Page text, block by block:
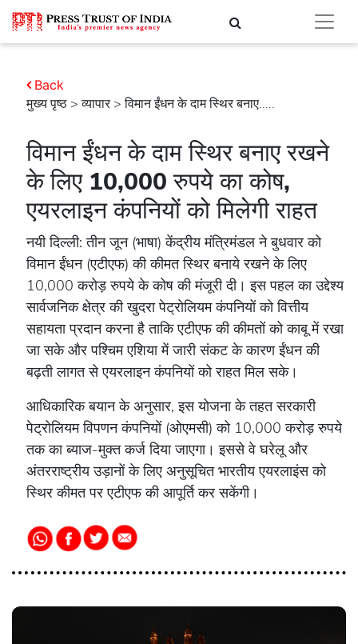
मुख्य पृष्ठ >व्यापार > विमान ईंधन के दाम स्थिर बनाए.....
Back
विमान ईंधन के दाम स्थिर बनाए रखने
के लिए 10,000 रुपये का कोष,
एयरलाइन कंपनियों को मिलेगी राहत
नयी दिल्ली: तीन जून (भाषा) केंद्रीय मंत्रिमंडल ने बुधवार को
विमान ईंधन (एटीएफ) की कीमत स्थिर बनाये रखने के लिए
10,000 करोड़ रुपये के कोष की मंजूरी दी। इस पहल का उद्देश्य
सार्वजनिक क्षेत्र की खुदरा पेट्रोलियम कंपनियों को वित्तीय
सहायता प्रदान करना है ताकि एटीएफ की कीमतों को काबू में रखा
जा सके और पश्चिम एशिया में जारी संकट के कारण ईंधन की
बढ़ती लागत से एयरलाइन कंपनियों को राहत मिल सके।
आधिकारिक बयान के अनुसार, इस योजना के तहत सरकारी
पेट्रोलियम विपणन कंपनियों (ओएमसी) को 10,000 करोड़ रुपये
तक का ब्याज-मुक्त कर्ज दिया जाएगा। इससे वे घरेलू और
अंतरराष्ट्रीय उड़ानों के लिए अनुसूचित भारतीय एयरलाइंस को
स्थिर कीमत पर एटीएफ की आपूर्ति कर सकेंगी।